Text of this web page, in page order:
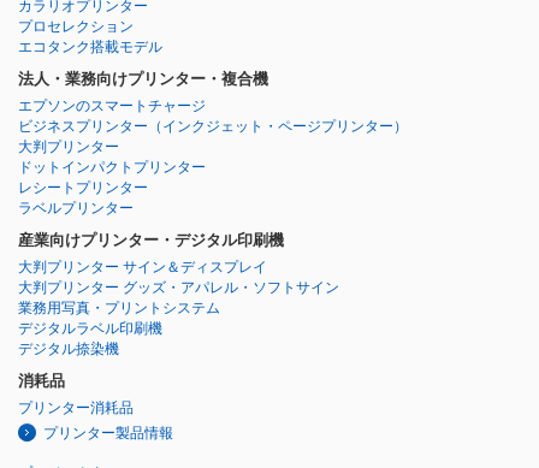
カラリオプリンター
プロセレクション
エコタンク搭載モデル
法人・業務向けプリンター・複合機
エプソンのスマートチャージ
ビジネスプリンター （インクジェット・ページプリンター）
大判プリンター
ドットインパクトプリンター
レシートプリンター
ラベルプリンター
産業向けプリンター・デジタル印刷機
大判プリンター サイン＆ディスプレイ
大判プリンター グッズ・アパレル・ソフトサイン
業務用写真・プリントシステム
デジタルラベル印刷機
デジタル捺染機
消耗品
プリンター消耗品
プリンター製品情報